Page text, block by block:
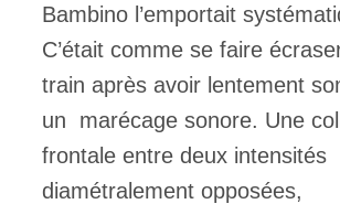
Bambino l’emportait
C’était comme se faire
train après avoir lentement
un marécage sonore. Une
frontale entre deux intensités
diamétralement opposées,